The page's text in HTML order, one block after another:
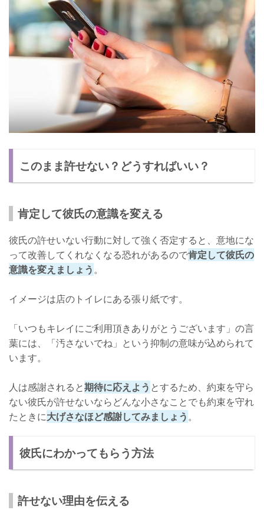
このまま許せない？どうすればいい？
肯定して彼氏の意識を変える
彼氏の許せいない行動に対して強く否定すると、意地にな
って改善してくれなくなる恐れがあるので肯定して彼氏の
意識を変えましょう。
イメージは店のトイレにある張り紙です。
「いつもキレイにご利用頂きありがとうございます」の言
葉には、「汚さないでね」という抑制の意味が込められて
います。
人は感謝されると期待に応えよう とするため、約束を守ら
ない彼氏が許せないならどんな小さなことでも約束を守れ
たときに大げさなほど感謝してみましょう。
彼氏にわかってもらう方法
許せない理由を伝える